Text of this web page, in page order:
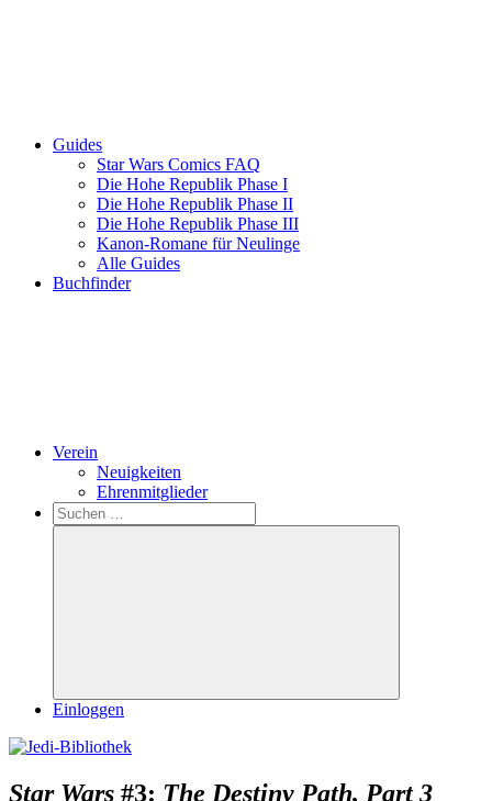
Guides
Star Wars Comics FAQ
Die Hohe Republik Phase I
Die Hohe Republik Phase II
Die Hohe Republik Phase III
Kanon-Romane für Neulinge
Alle Guides
Buchfinder
Verein
Neuigkeiten
Ehrenmitglieder
Search
Suchen
nach:
Suchen
Einloggen
Star Wars #3: The Destiny Path, Part 3